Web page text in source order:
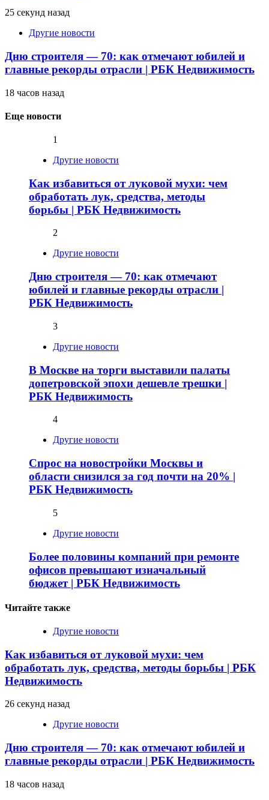
25 секунд назад
Другие новости
Дню строителя — 70: как отмечают юбилей и
главные рекорды отрасли | РБК Недвижимость
18 часов назад
Еще новости
1
Другие новости
Как избавиться от луковой мухи: чем
обработать лук, средства, методы
борьбы | РБК Недвижимость
2
Другие новости
Дню строителя — 70: как отмечают
юбилей и главные рекорды отрасли |
РБК Недвижимость
3
Другие новости
В Москве на торги выставили палаты
допетровской эпохи дешевле трешки |
РБК Недвижимость
4
Другие новости
Спрос на новостройки Москвы и
области снизился за год почти на 20% |
РБК Недвижимость
5
Другие новости
Более половины компаний при ремонте
офисов превышают изначальный
бюджет | РБК Недвижимость
Читайте также
Другие новости
Как избавиться от луковой мухи: чем
обработать лук, средства, методы борьбы | РБК
Недвижимость
26 секунд назад
Другие новости
Дню строителя — 70: как отмечают юбилей и
главные рекорды отрасли | РБК Недвижимость
18 часов назад